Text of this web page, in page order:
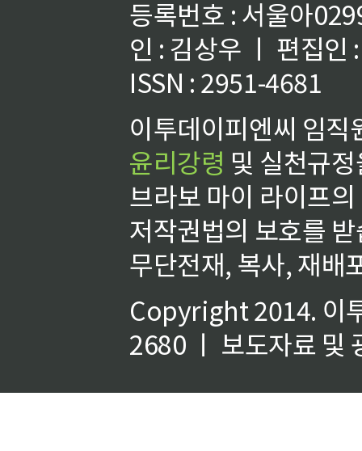
등록번호 : 서울아
인 : 김상우 ㅣ 편집인
ISSN : 2951-4681
이투데이피엔씨 임
윤리강령 및 실천규
브라보 마이 라이프
저작권법의 보호를
무단전재, 복사, 재배
Copyright 2014. 이
2680 ㅣ 보도자료